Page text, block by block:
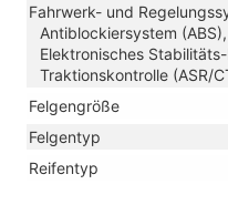
Fahrwerk- und
Antiblockiersystem
Elektronisches
Traktionskontrolle (ASR/
Felgengröße
Felgentyp
Reifentyp